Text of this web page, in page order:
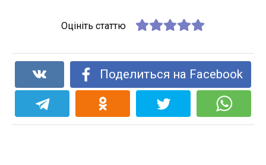
Оцініть статтю
Поделиться на Facebook